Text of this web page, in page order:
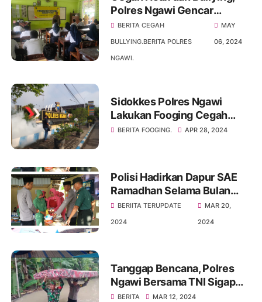
Polres Ngawi Gencar
Berikan Binluh ke Sekolah
BERITA CEGAH
BULLYING.BERITA POLRES
NGAWI.
MAY
06, 2024
Sidokkes Polres Ngawi
Lakukan Fooging Cegah
Wabah DBD
BERITA FOOGING. APR 28, 2024
Polisi Hadirkan Dapur SAE
Ramadhan Selama Bulan
Puasa di Ngawi
BERIITA TERUPDATE
2024
MAR 20,
2024
Tanggap Bencana, Polres
Ngawi Bersama TNI Sigap
Bantu Warga Terdampak
BERITA MAR 12, 2024